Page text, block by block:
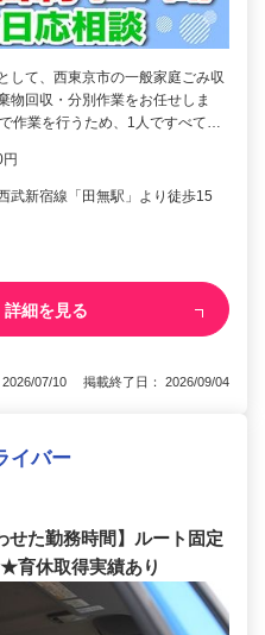
して、西東京市の一般家庭ごみ収
物回収・分別作業をお任せしま
作業を行うため、1人ですべて…
武新宿線「田無駅」より徒歩15
詳細を見る
2026/07/10 掲載終了日： 2026/09/04
イバー
せた勤務時間】ルート固定
育休取得実績あり